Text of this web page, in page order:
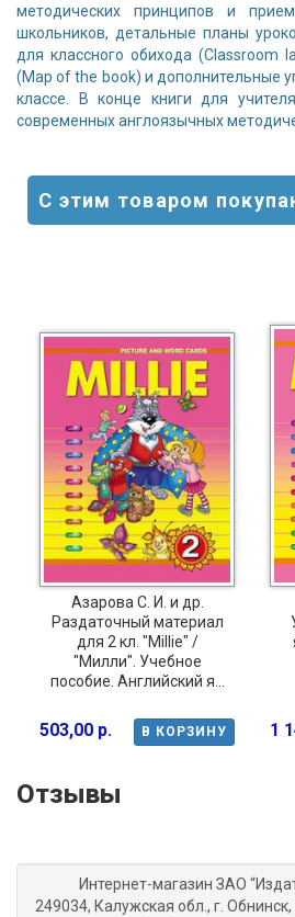
методических принципов и
школьников, детальные планы
для классного обихода (Classroom
(Map of the book) и дополнительные
классе. В конце книги для
современных англоязычных
С этим товаром
Азарова С. И. и др.
Раздаточный материал
для 2 кл. "Millie" /
"Милли". Учебное
пособие. Английский я...
В КОРЗИНУ
503,00 р. 1
Отзывы
Интернет-магазин ЗАО
249034, Калужская обл., г. Обнинск,